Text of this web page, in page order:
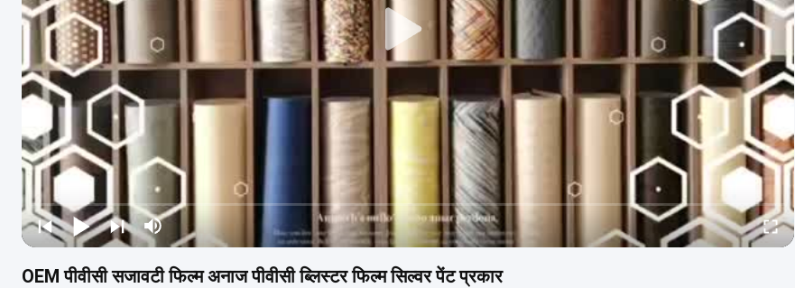
OEM पीवीसी सजावटी फिल्म अनाज पीवीसी ब्लिस्टर फिल्म सिल्वर पेंट प्रकार